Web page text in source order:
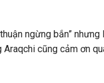
ngừng bắn” nhưng
cũng cảm ơn